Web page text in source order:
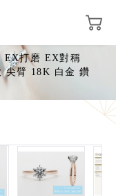
EX打磨 EX對稱
尖臂 18K 白金 鑽